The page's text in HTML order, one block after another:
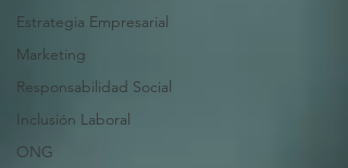
Estrategia Empresarial
Marketing
Responsabilidad Social
Inclusión Laboral
ONG